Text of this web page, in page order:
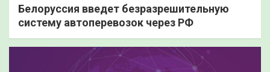
Белоруссия введет безразрешительную
систему автоперевозок через РФ